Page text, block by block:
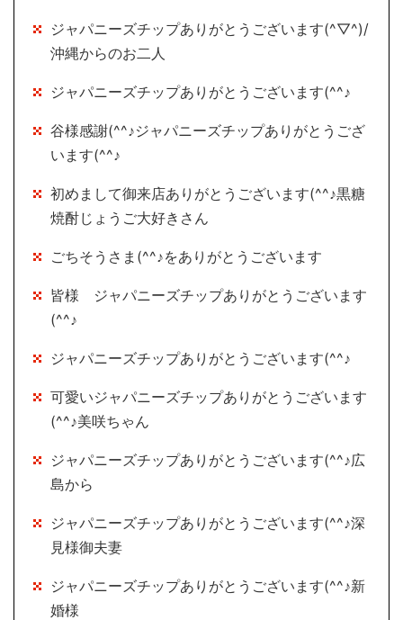
ジャパニーズチップありがとうございます(^▽^)/
沖縄からのお二人
ジャパニーズチップありがとうございます(^^♪
谷様感謝(^^♪ジャパニーズチップありがとうござ
います(^^♪
初めまして御来店ありがとうございます(^^♪黒糖
焼酎じょうご大好きさん
ごちそうさま(^^♪をありがとうございます
皆様 ジャパニーズチップありがとうございます
(^^♪
ジャパニーズチップありがとうございます(^^♪
可愛いジャパニーズチップありがとうございます
(^^♪美咲ちゃん
ジャパニーズチップありがとうございます(^^♪広
島から
ジャパニーズチップありがとうございます(^^♪深
見様御夫妻
ジャパニーズチップありがとうございます(^^♪新
婚様